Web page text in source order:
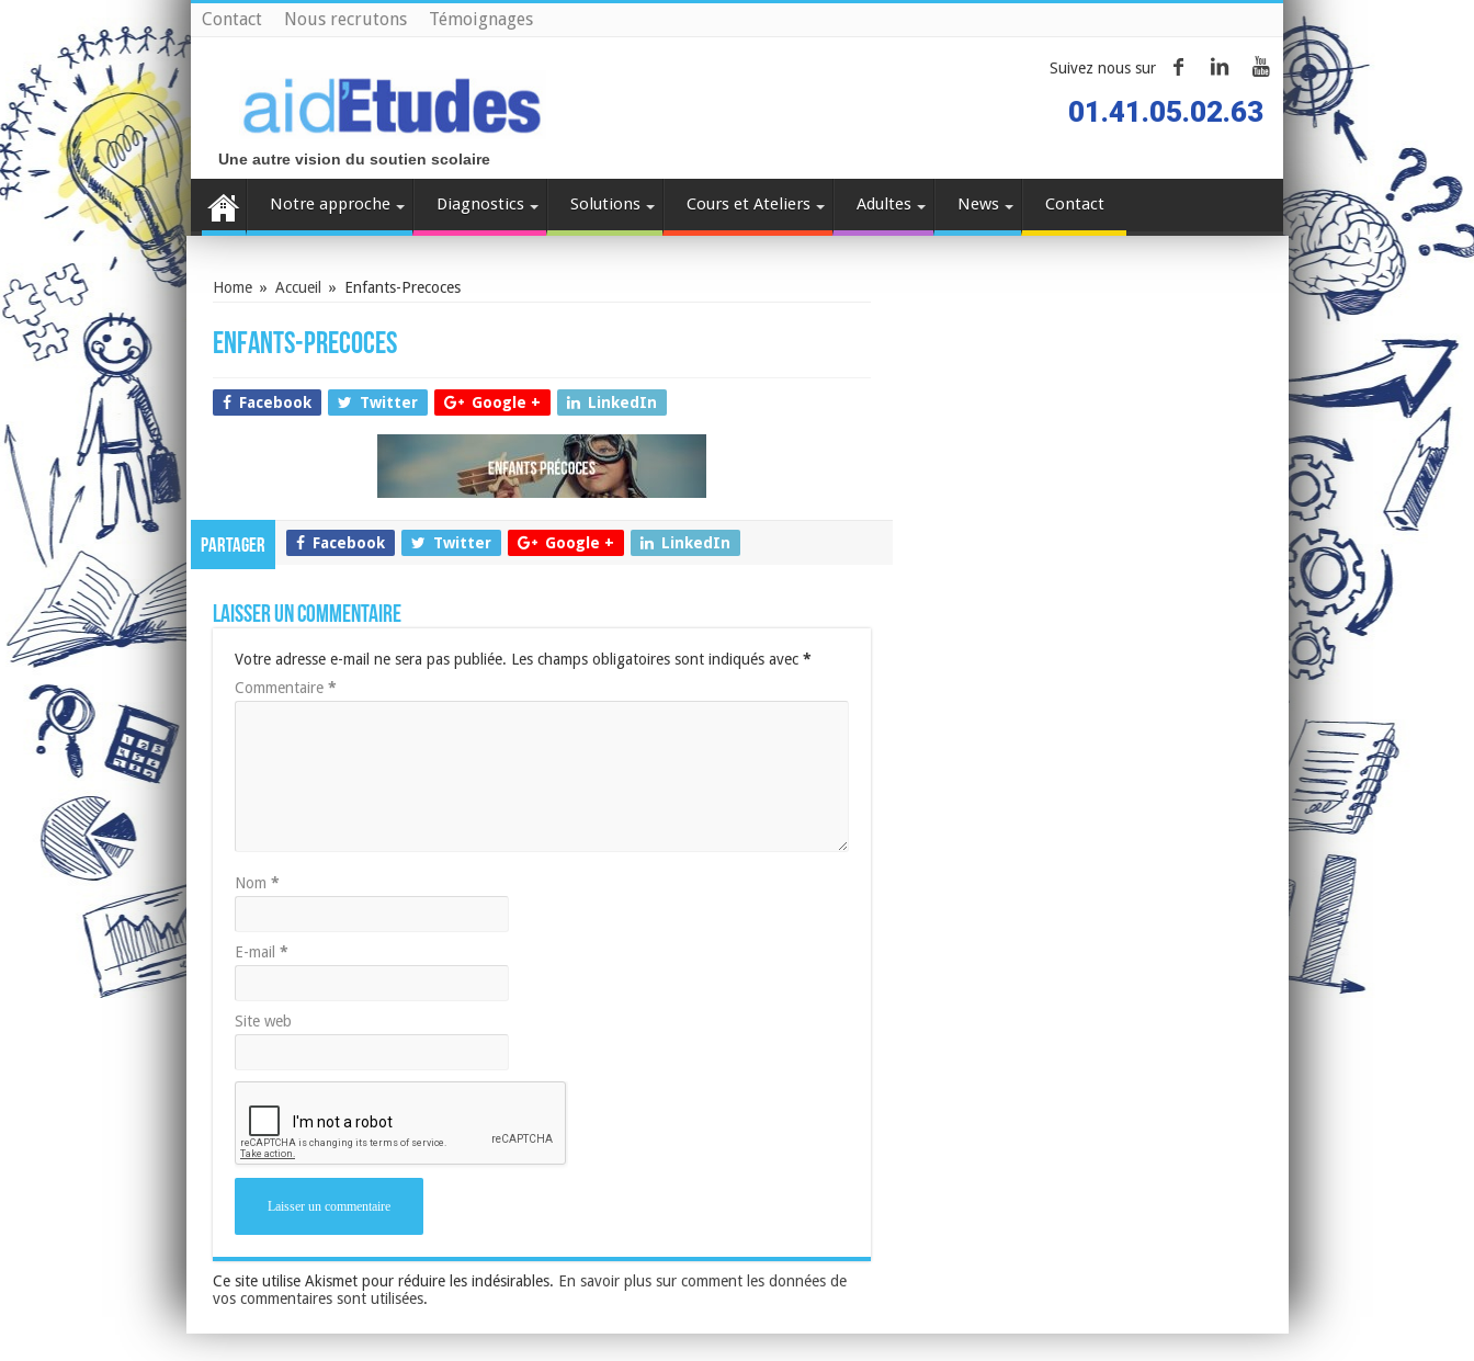
Contact Nous recrutons Témoignages
Une autre vision du soutien scolaire
Suivez nous sur
01.41.05.02.63
Notre approche Diagnostics Solutions Cours et Ateliers Adultes News Contact
Home » Accueil » Enfants-Precoces
Enfants-Precoces
Facebook Twitter Google + LinkedIn
Partager Facebook Twitter Google + LinkedIn
Laisser un commentaire
Votre adresse e-mail ne sera pas publiée. Les champs obligatoires sont indiqués avec *
Commentaire *
Nom *
E-mail *
Site web
Ce site utilise Akismet pour réduire les indésirables. En savoir plus sur comment les données de
vos commentaires sont utilisées.